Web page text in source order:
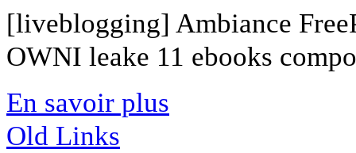
[liveblogging] Ambiance
OWNI leake 11 ebooks
En savoir plus
Old Links